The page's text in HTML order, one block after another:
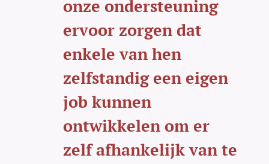
onze ondersteuning
ervoor zorgen dat
enkele van hen
zelfstandig een eigen
job kunnen
ontwikkelenom er
zelf afhankelijk van te